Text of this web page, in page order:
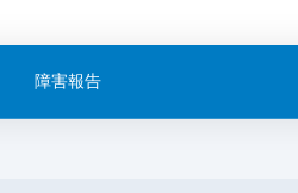
障害報告